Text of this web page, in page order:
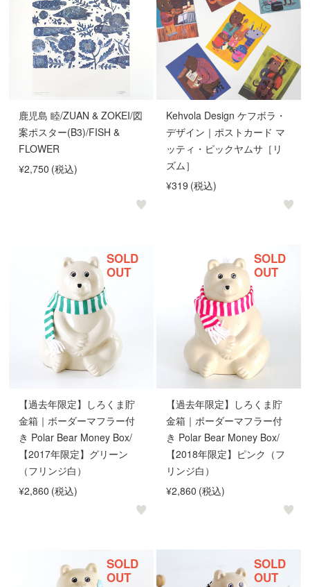
鹿児島 睦/ZUAN & ZOKEI/図
案ポスター(B3)/FISH &
FLOWER
¥2,750 (税込)
Kehvola Design ケフボラ・
デザイン｜ポストカード マ
ッティ・ピックヤムサ［リ
ズム］
¥319 (税込)
【過去年限定】しろくま貯
金箱｜ボーダーマフラー付
き Polar Bear Money Box/
【2017年限定】グリーン
（フリンジ白）
¥2,860 (税込)
SOLD
OUT
【過去年限定】しろくま貯
金箱｜ボーダーマフラー付
き Polar Bear Money Box/
【2018年限定】ピンク（フ
リンジ白）
¥2,860 (税込)
SOLD
OUT
SOLD
OUT
SOLD
OUT